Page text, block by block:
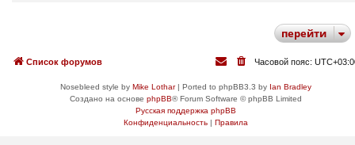
перейти
Список форумов Часовой пояс:
Nosebleed style by Mike Lothar| Ported to phpBB3.3 by Ian Bradley
Создано на основе phpBB® Forum Software © phpBB Limited
Русская поддержка phpBB
Конфиденциальность| Правила